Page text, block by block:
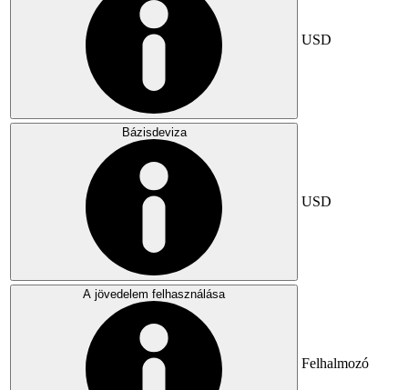
USD
Bázisdeviza
USD
A jövedelem felhasználása
Felhalmozó